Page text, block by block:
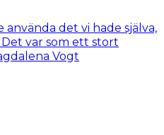
använda det vi hade själva,
var som ett stort
Vogt